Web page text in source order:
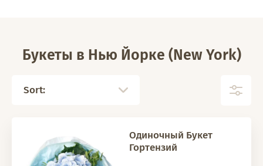
Букеты в Нью Йорке (New York)
Sort:
Одиночный Букет
Гортензий